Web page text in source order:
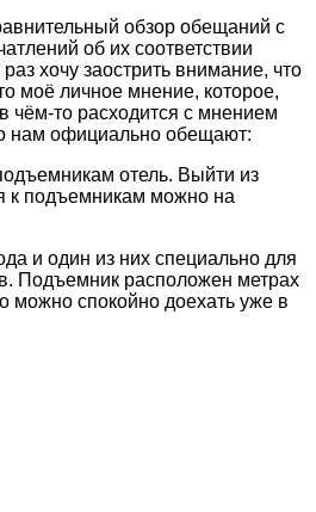
обзор обещаний с
об их соответствии
хочу заострить внимание, что
моё личное мнение, которое,
чём-то расходится с мнением
нам официально обещают:
отель. Выйти из
к подъемникам можно на
и один из них специально для
Подъемник расположен метрах
можно спокойно доехать уже в